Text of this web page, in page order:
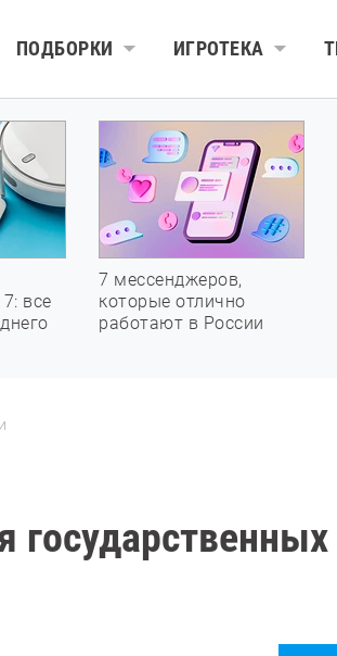
ПОДБОРКИ ИГРОТЕКА
все
7 мессенджеров,
которые отлично
работают в России
государственных